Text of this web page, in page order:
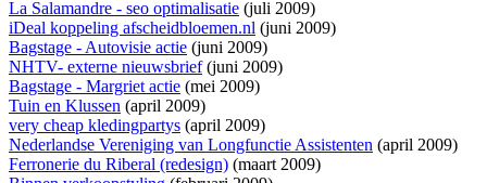
La Salamandre - seo optimalisatie (juli 2009)
iDeal koppeling afscheidbloemen.nl (juni 2009)
Bagstage - Autovisie actie (juni 2009)
NHTV- externe nieuwsbrief(juni 2009)
Bagstage - Margriet actie (mei 2009)
Tuin en Klussen (april 2009)
very cheap kledingpartys (april 2009)
Nederlandse Vereniging van Longfunctie Assistenten (april 2009)
Ferronerie du Riberal (redesign) (maart 2009)